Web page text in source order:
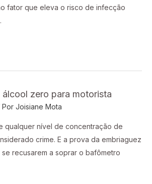
fator que eleva o risco de infecção
zero para motorista
Por Joisiane Mota
qualquer nível de concentração de
crime. E a prova da embriaguez
recusarem a soprar o bafômetro